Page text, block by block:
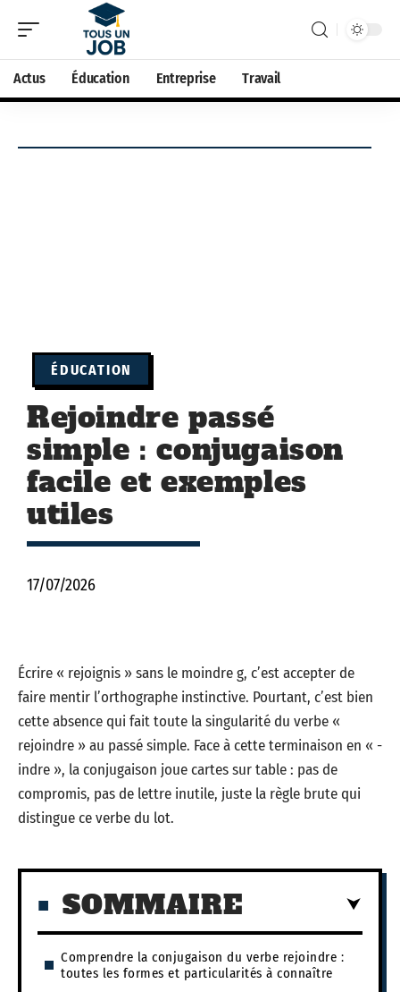
Actus Éducation Entreprise Travail
ÉDUCATION
Rejoindre passé
simple : conjugaison
facile et exemples
utiles
17/07/2026
Écrire « rejoignis » sans le moindre g, c’est accepter de
faire mentir l’orthographe instinctive. Pourtant, c’est bien
cette absence qui fait toute la singularité du verbe «
rejoindre » au passé simple. Face à cette terminaison en « -
indre », la conjugaison joue cartes sur table : pas de
compromis, pas de lettre inutile, juste la règle brute qui
distingue ce verbe du lot.
SOMMAIRE
Comprendre la conjugaison du verbe rejoindre :
toutes les formes et particularités à connaître